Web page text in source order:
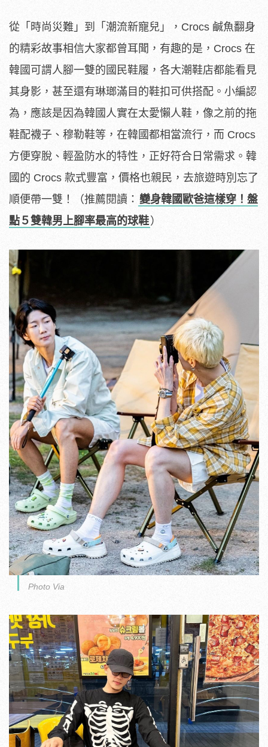
從「時尚災難」到「潮流新寵兒」，Crocs 鹹魚翻身
的精彩故事相信大家都曾耳聞，有趣的是，Crocs 在
韓國可謂人腳一雙的國民鞋履，各大潮鞋店都能看見
其身影，甚至還有琳瑯滿目的鞋扣可供搭配。小編認
為，應該是因為韓國人實在太愛懶人鞋，像之前的拖
鞋配襪子、穆勒鞋等，在韓國都相當流行，而 Crocs
方便穿脫、輕盈防水的特性，正好符合日常需求。韓
國的 Crocs 款式豐富，價格也親民，去旅遊時別忘了
順便帶一雙！（推薦閱讀： 變身韓國歐爸這樣穿！盤
點５雙韓男上腳率最高的球鞋）
Photo Via